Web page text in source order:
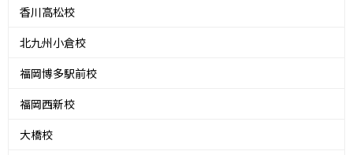
香川高松校
北九州小倉校
福岡博多駅前校
福岡西新校
大橋校